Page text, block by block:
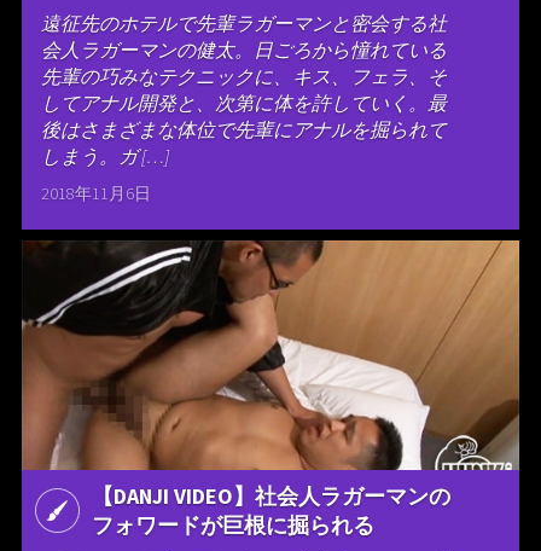
遠征先のホテルで先輩ラガーマンと密会する社
会人ラガーマンの健太。日ごろから憧れている
先輩の巧みなテクニックに、キス、フェラ、そ
してアナル開発と、次第に体を許していく。最
後はさまざまな体位で先輩にアナルを掘られて
しまう。ガ […]
2018年11月6日
【DANJI VIDEO】社会人ラガーマンの
フォワードが巨根に掘られる